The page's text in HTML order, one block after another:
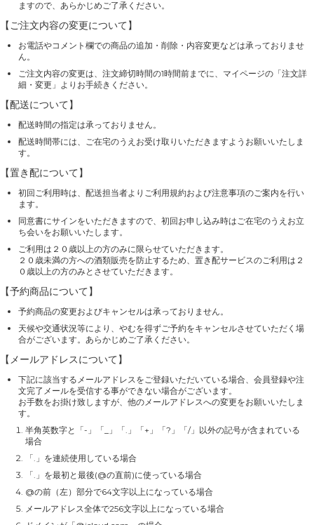
ますので、あらかじめご了承ください。
【ご注文内容の変更について】
お電話やコメント欄での商品の追加・削除・内容変更などは承っておりませ
ん。
ご注文内容の変更は、注文締切時間の1時間前までに、マイページの「注文詳
細・変更」よりお手続きください。
【配送について】
配送時間の指定は承っておりません。
配送時間帯には、ご在宅のうえお受け取りいただきますようお願いいたしま
す。
【置き配について】
初回ご利用時は、配送担当者よりご利用規約および注意事項のご案内を行い
ます。
同意書にサインをいただきますので、初回お申し込み時はご在宅のうえお立
ち会いをお願いいたします。
ご利用は２０歳以上の方のみに限らせていただきます。
２０歳未満の方への酒類販売を防止するため、置き配サービスのご利用は２
０歳以上の方のみとさせていただきます。
【予約商品について】
予約商品の変更およびキャンセルは承っておりません。
天候や交通状況等により、やむを得ずご予約をキャンセルさせていただく場
合がございます。あらかじめご了承ください。
【メールアドレスについて】
下記に該当するメールアドレスをご登録いただいている場合、会員登録や注
文完了メールを受信する事ができない場合がございます。
お手数をお掛け致しますが、他のメールアドレスへの変更をお願いいたしま
す。
半角英数字と「-」「_」「.」「+」「?」「/」以外の記号が含まれている
場合
「.」を連続使用している場合
「.」を最初と最後(@の直前)に使っている場合
@の前（左）部分で64文字以上になっている場合
メールアドレス全体で256文字以上になっている場合